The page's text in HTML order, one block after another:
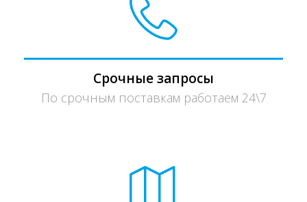
Срочные запросы
По срочным поставкам работаем 24\7